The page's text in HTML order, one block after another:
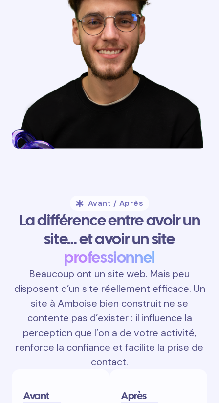
Avant / Après
La différence entre avoir un
site… et avoir un site
professionnel
Beaucoup ont un site web. Mais peu
disposent d’un site réellement efficace. Un
site à Amboise bien construit ne se
contente pas d’exister : il influence la
perception que l’on a de votre activité,
renforce la confiance et facilite la prise de
contact.
Avant Après